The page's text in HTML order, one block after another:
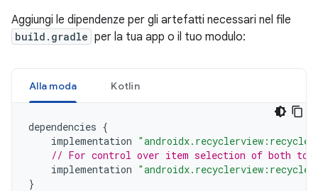
Aggiungi le dipendenze per gli artefatti necessari nel file
build.gradle per la tua app o il tuo modulo:
Alla moda Kotlin
dependencies {
implementation
// For control over item selection of both
implementation
}